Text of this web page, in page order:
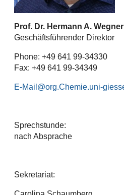
Prof. Dr. Hermann A. Wegner
Geschäftsführender Direktor
Phone: +49 641 99-34330
Fax: +49 641 99-34349
E-Mail
Sprechstunde:
nach Absprache
Sekretariat: